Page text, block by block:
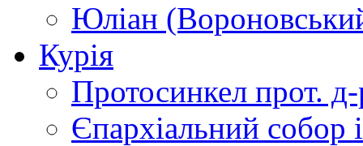
Юліан
Курія
Протосинкел прот.
Єпархіальний собор